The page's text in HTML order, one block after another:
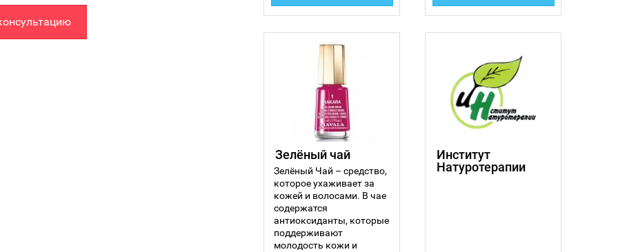
Зелёный чай
Зелёный Чай – средство,
которое ухаживает за
кожей и волосами. В чае
содержатся
антиоксиданты, которые
поддерживают
молодость кожи и
Институт
Натуротерапии